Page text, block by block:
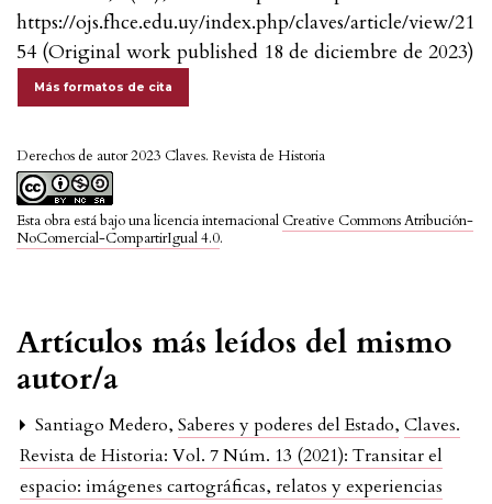
https://ojs.fhce.edu.uy/index.php/claves/article/view/21
54 (Original work published 18 de diciembre de 2023)
Más formatos de cita
Derechos de autor 2023 Claves. Revista de Historia
Esta obra está bajo una licencia internacional Creative Commons Atribución-
NoComercial-CompartirIgual 4.0.
Artículos más leídos del mismo
autor/a
Santiago Medero, Saberes y poderes del Estado, Claves.
Revista de Historia: Vol. 7 Núm. 13 (2021): Transitar el
espacio: imágenes cartográficas, relatos y experiencias